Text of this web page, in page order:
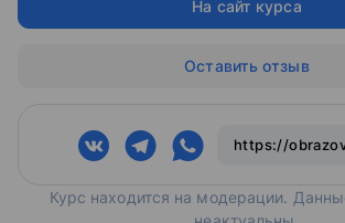
Курс находится на модерации.
На сайт курса
Оставить отзыв